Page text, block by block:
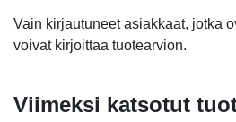
Vain kirjautuneet asiakkaat, jotka
voivat kirjoittaa tuotearvion.
Viimeksi katsotut